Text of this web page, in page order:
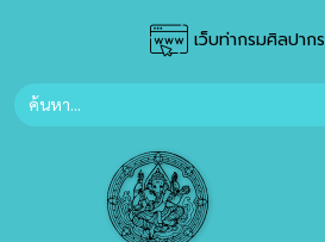
เว็บท่ากรมศิลปากร